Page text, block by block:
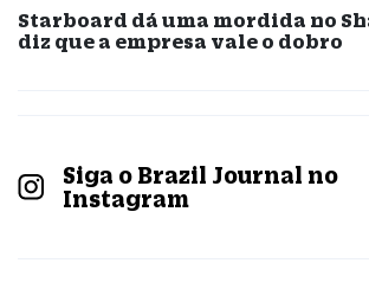
Starboard dá uma mordida no
diz que a empresa vale o dobro
Siga o Brazil Journal no
Instagram